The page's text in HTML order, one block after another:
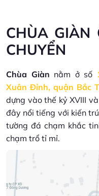
CHÙA GIÀN
CHUYỂN
Chùa Giàn nằm ở số
Xuân Đỉnh, quận Bắc
dựng vào thế kỷ XVIII
đây nổi tiếng với kiến
tường đá chạm khắc
chạm trổ tỉ mỉ.